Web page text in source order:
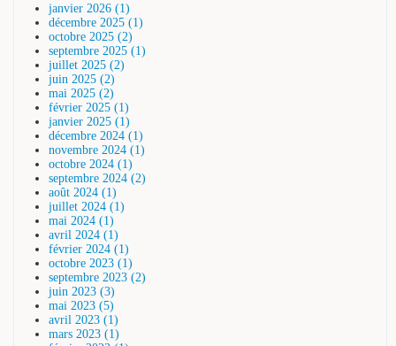
janvier 2026 (1)
décembre 2025 (1)
octobre 2025 (2)
septembre 2025 (1)
juillet 2025 (2)
juin 2025 (2)
mai 2025 (2)
février 2025 (1)
janvier 2025 (1)
décembre 2024 (1)
novembre 2024 (1)
octobre 2024 (1)
septembre 2024 (2)
août 2024 (1)
juillet 2024 (1)
mai 2024 (1)
avril 2024 (1)
février 2024 (1)
octobre 2023 (1)
septembre 2023 (2)
juin 2023 (3)
mai 2023 (5)
avril 2023 (1)
mars 2023 (1)